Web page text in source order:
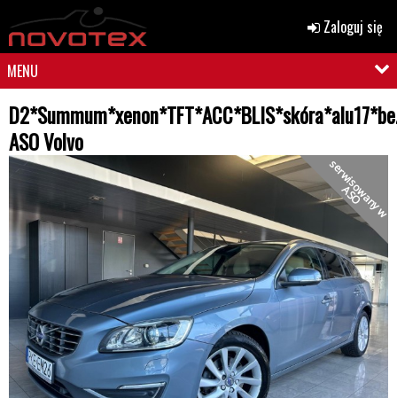
Zaloguj się
MENU
ASO Volvo
s
e
r
w
i
s
o
w
a
n
y
w
A
S
O